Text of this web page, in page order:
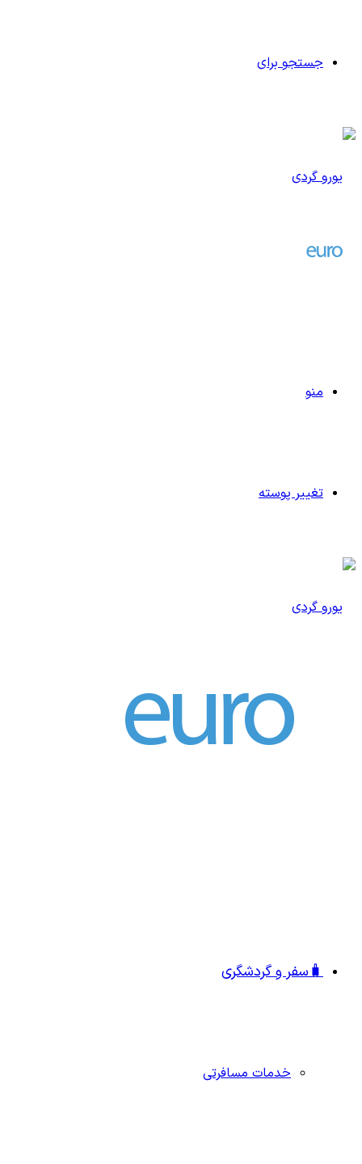
جستجو برای
منو
تغییر پوسته
🧳سفر و گردشگری
خدمات مسافرتی